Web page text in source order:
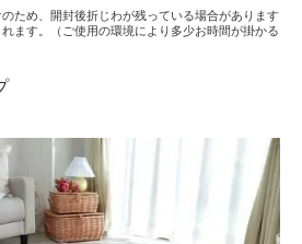
ため、開封後折じわが残っている場合があります
ます。（ご使用の環境により多少お時間が掛かる